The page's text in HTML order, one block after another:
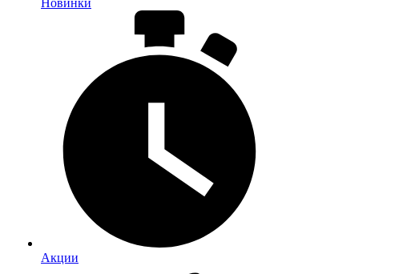
Новинки
Акции